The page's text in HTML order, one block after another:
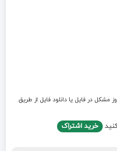
مشکل در فایل یا دانلود فایل از طریق
خرید اشتراک